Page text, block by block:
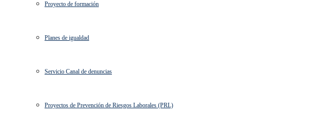
Proyecto de formación
Planes de igualdad
Servicio Canal de denuncias
Proyectos de Prevención de Riesgos Laborales (PRL)